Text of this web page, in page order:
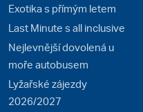
Exotika s přímým letem
Last Minute s all inclusive
Nejlevnější dovolená u
moře autobusem
Lyžařské zájezdy
2026/2027